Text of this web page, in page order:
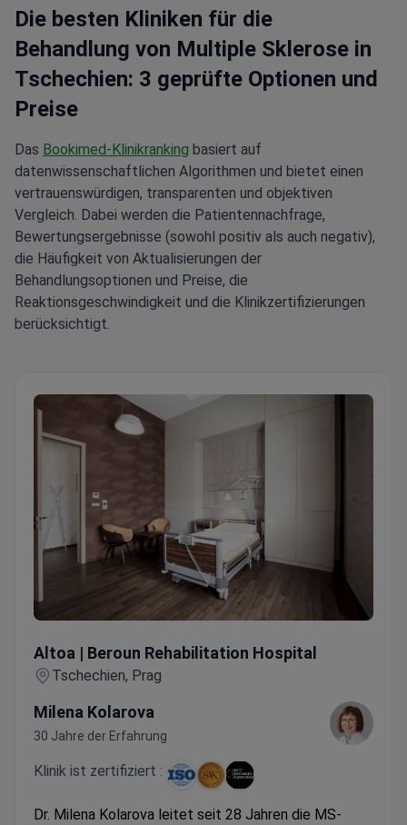
Die besten Kliniken für die
Behandlung von Multiple Sklerose in
Tschechien: 3 geprüfte Optionen und
Preise
Das Bookimed-Klinikranking basiert auf
datenwissenschaftlichen Algorithmen und bietet einen
vertrauenswürdigen, transparenten und objektiven
Vergleich. Dabei werden die Patientennachfrage,
Bewertungsergebnisse (sowohl positiv als auch negativ),
die Häufigkeit von Aktualisierungen der
Behandlungsoptionen und Preise, die
Reaktionsgeschwindigkeit und die Klinikzertifizierungen
berücksichtigt.
Altoa | Beroun Rehabilitation Hospital
Tschechien, Prag
Milena Kolarova
30 Jahre der Erfahrung
Klinik ist zertifiziert :
Dr. Milena Kolarova leitet seit 28 Jahren die MS-